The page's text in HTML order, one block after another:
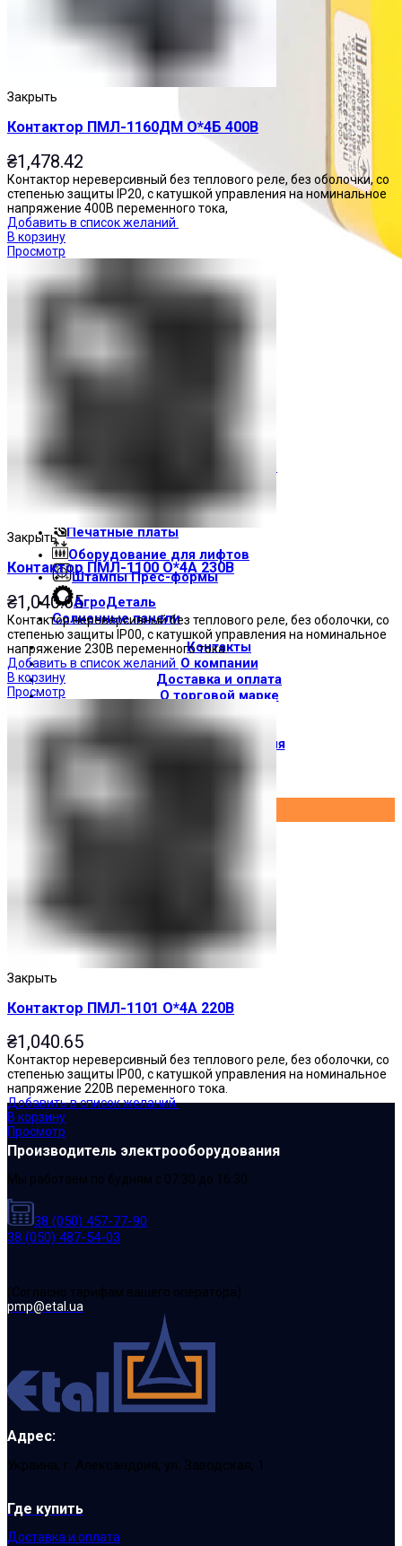
Электрощитовое оборудование
Трансформаторы
Корпуса
Печатные платы
Оборудование для лифтов
Штампы Прес-формы
АгроДеталь
Солнечные панели
Контакты
О компании
Доставка и оплата
О торговой марке
Новости
Вход / Регистрация
Закрыть
Контактор ПМЛ-1160ДМ О*4Б 400В
₴1,478.42
Контактор нереверсивный без теплового реле, без оболочки, со
степенью защиты IP20, с катушкой управления на номинальное
напряжение 400В переменного тока,
Добавить в список желаний
В корзину
Просмотр
Закрыть
Контактор ПМЛ-1100 О*4А 230В
₴1,040.65
Контактор нереверсивный без теплового реле, без оболочки, со
степенью защиты IP00, с катушкой управления на номинальное
напряжение 230В переменного тока.
Добавить в список желаний
В корзину
Просмотр
Закрыть
Контактор ПМЛ-1101 О*4А 220В
₴1,040.65
Контактор нереверсивный без теплового реле, без оболочки, со
степенью защиты IP00, с катушкой управления на номинальное
напряжение 220В переменного тока.
Добавить в список желаний
В корзину
Просмотр
Производитель электрооборудования
Мы работаем по будням с 07:30 до 16:30
38 (050) 457-77-90
38 (050) 487-54-03
(Cогласно тарифам вашего оператора)
pmp@etal.ua
Адрес:
Украина, г. Александрия, ул. Заводская, 1
Где купить
Доставка и оплата